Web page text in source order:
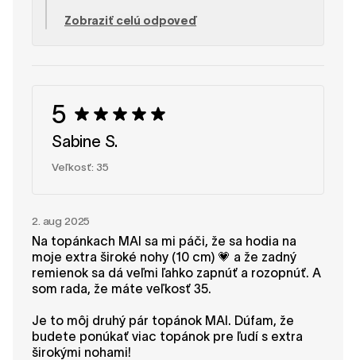
dopĺňajú vaše outfity. Vážime si vašu spätnú
nosenia. Vaše pripomienky postúpime nášmu
spôsoby, ako vylepšiť naše dizajny. Ešte raz vám
Zobraziť celú odpoveď
5
Sabine S.
Veľkosť: 35
2. aug 2025
Na topánkach MAI sa mi páči, že sa hodia na
moje extra široké nohy (10 cm) 💗 a že zadný
remienok sa dá veľmi ľahko zapnúť a rozopnúť. A
som rada, že máte veľkosť 35.
Je to môj druhý pár topánok MAI. Dúfam, že
budete ponúkať viac topánok pre ľudí s extra
širokými nohami!